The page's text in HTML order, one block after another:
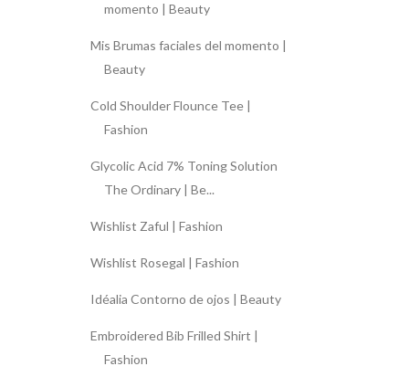
momento | Beauty
Mis Brumas faciales del momento |
Beauty
Cold Shoulder Flounce Tee |
Fashion
Glycolic Acid 7% Toning Solution
The Ordinary | Be...
Wishlist Zaful | Fashion
Wishlist Rosegal | Fashion
Idéalia Contorno de ojos | Beauty
Embroidered Bib Frilled Shirt |
Fashion